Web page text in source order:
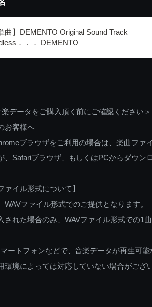
単曲】DEMENTO Original Sound Track
．．． DEMENTO
データをご購入頂く前にご確認ください＞
お客様へ
ブラウザをご利用の場合は、楽曲ファ
、Safariブラウザ、もしくはPCからダウン
ァイル形式について】
WAVファイル形式でのご提供となります。
れた場合のみ、WAVファイル形式での1
ートフォンなどで、音楽データが再生可
環境によっては対応していない場合がござい